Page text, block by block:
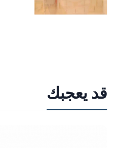
قد يعجبك